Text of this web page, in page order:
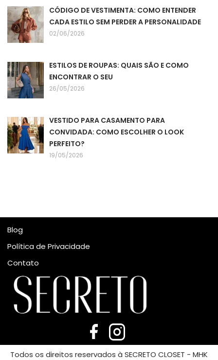
CÓDIGO DE VESTIMENTA: COMO ENTENDER
CADA ESTILO SEM PERDER A PERSONALIDADE
02/06/2026
ESTILOS DE ROUPAS: QUAIS SÃO E COMO
ENCONTRAR O SEU
26/05/2026
VESTIDO PARA CASAMENTO PARA
CONVIDADA: COMO ESCOLHER O LOOK
PERFEITO?
19/05/2026
Blog
Política de Privacidade
Contato
Todos os direitos reservados à SECRETO CLOSET - MHK